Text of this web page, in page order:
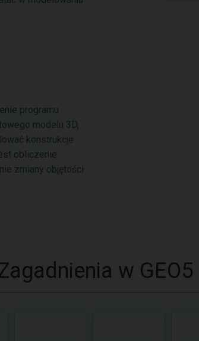
programu
modelu 3D,
konstrukcje
obliczenie
zmiany objętości
w GEO5